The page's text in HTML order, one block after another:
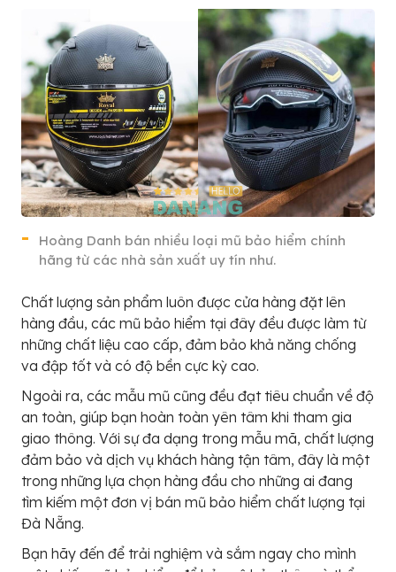
Hoàng Danh bán nhiều loại mũ bảo hiểm chính
hãng từ các nhà sản xuất uy tín như.
Chất lượng sản phẩm luôn được cửa hàng đặt lên
hàng đầu, các mũ bảo hiểm tại đây đều được làm từ
những chất liệu cao cấp, đảm bảo khả năng chống
va đập tốt và có độ bền cực kỳ cao.
Ngoài ra, các mẫu mũ cũng đều đạt tiêu chuẩn về độ
an toàn, giúp bạn hoàn toàn yên tâm khi tham gia
giao thông. Với sự đa dạng trong mẫu mã, chất lượng
đảm bảo và dịch vụ khách hàng tận tâm, đây là một
trong những lựa chọn hàng đầu cho những ai đang
tìm kiếm một đơn vị bán mũ bảo hiểm chất lượng tại
Đà Nẵng.
Bạn hãy đến để trải nghiệm và sắm ngay cho mình